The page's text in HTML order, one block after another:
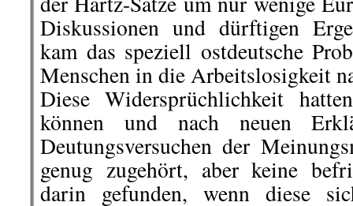
Diskussionen und dürftigen
kam das speziell ostdeutsche
Menschen in die Arbeitslosigkeit
Diese Widersprüchlichkeit
können und nach neuen
Deutungsversuchen der
genug zugehört, aber keine
darin gefunden, wenn diese